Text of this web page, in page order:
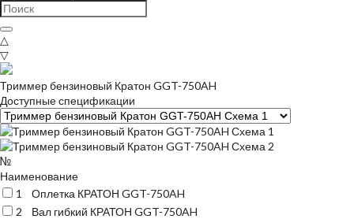
△
▽
Триммер бензиновый Кратон GGT-750AH
Доступные спецификации
№
Наименование
1
Оплетка КРАТОН GGT-750AH
2
Вал гибкий КРАТОН GGT-750AH